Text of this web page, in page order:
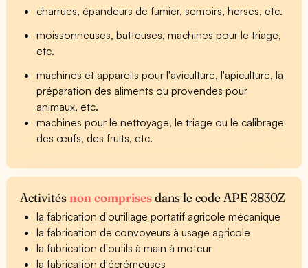
charrues, épandeurs de fumier, semoirs, herses, etc.
moissonneuses, batteuses, machines pour le triage,
etc.
machines et appareils pour l'aviculture, l'apiculture, la
préparation des aliments ou provendes pour
animaux, etc.
machines pour le nettoyage, le triage ou le calibrage
des œufs, des fruits, etc.
Activitésnon comprisesdans le code APE 2830Z
la fabrication d'outillage portatif agricole mécanique
la fabrication de convoyeurs à usage agricole
la fabrication d'outils à main à moteur
la fabrication d'écrémeuses